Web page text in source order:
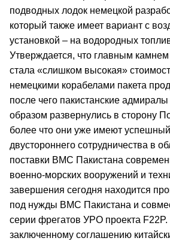
подводных лодок немецкой
который также имеет вариант с
установкой – на водородных
Утверждается, что главным камнем
стала «слишком высокая»
немецкими корабелами пакета
после чего пакистанские
образом развернулись в сторону
более что они уже имеют
двустороннего сотрудничества в
поставки ВМС Пакистана
военно-морских вооружений и
завершения сегодня находится
под нужды ВМС Пакистана и
серии фрегатов УРО проекта
заключенному соглашению